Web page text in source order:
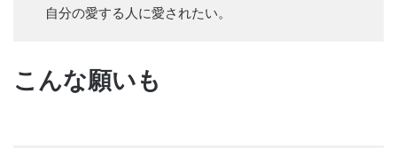
自分の愛する人に愛されたい。
こんな願いも